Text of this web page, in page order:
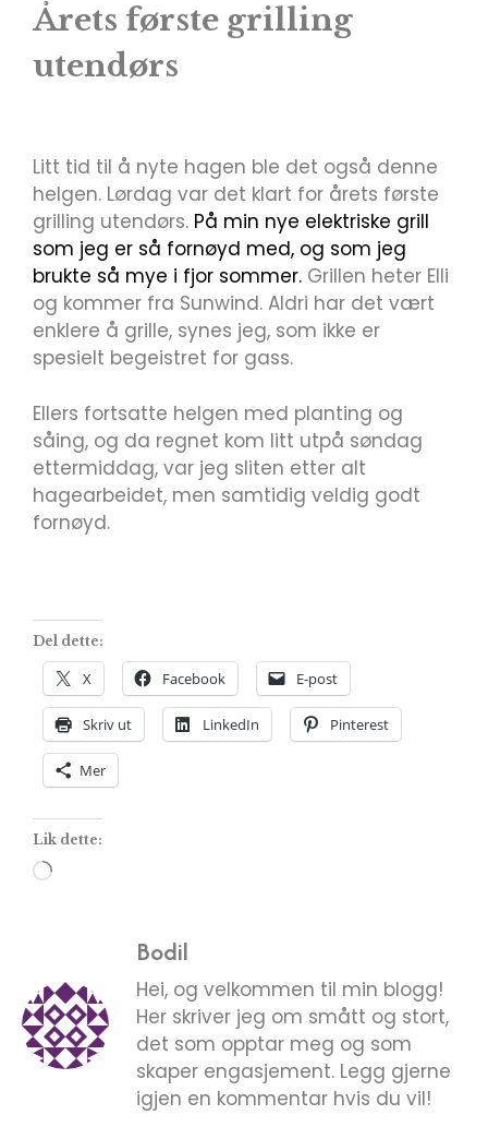
Årets første grilling
utendørs
Litt tid til å nyte hagen ble det også denne
helgen. Lørdag var det klart for årets første
grilling utendørs. På min nye elektriske grill
som jeg er så fornøyd med, og som jeg
brukte så mye i fjor sommer. Grillen heter Elli
og kommer fra Sunwind. Aldri har det vært
enklere å grille, synes jeg, som ikke er
spesielt begeistret for gass.
Ellers fortsatte helgen med planting og
såing, og da regnet kom litt utpå søndag
ettermiddag, var jeg sliten etter alt
hagearbeidet, men samtidig veldig godt
fornøyd.
Del dette:
X Facebook E-post
Skriv ut LinkedIn Pinterest
Mer
Lik dette:
Bodil
Hei, og velkommen til min blogg!
Her skriver jeg om smått og stort,
det som opptar meg og som
skaper engasjement. Legg gjerne
igjen en kommentar hvis du vil!